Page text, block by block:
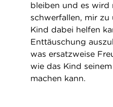
bleiben und es wird
schwerfallen, mir zu
Kind dabei helfen
Enttäuschung
was ersatzweise
wie das Kind
machen kann.